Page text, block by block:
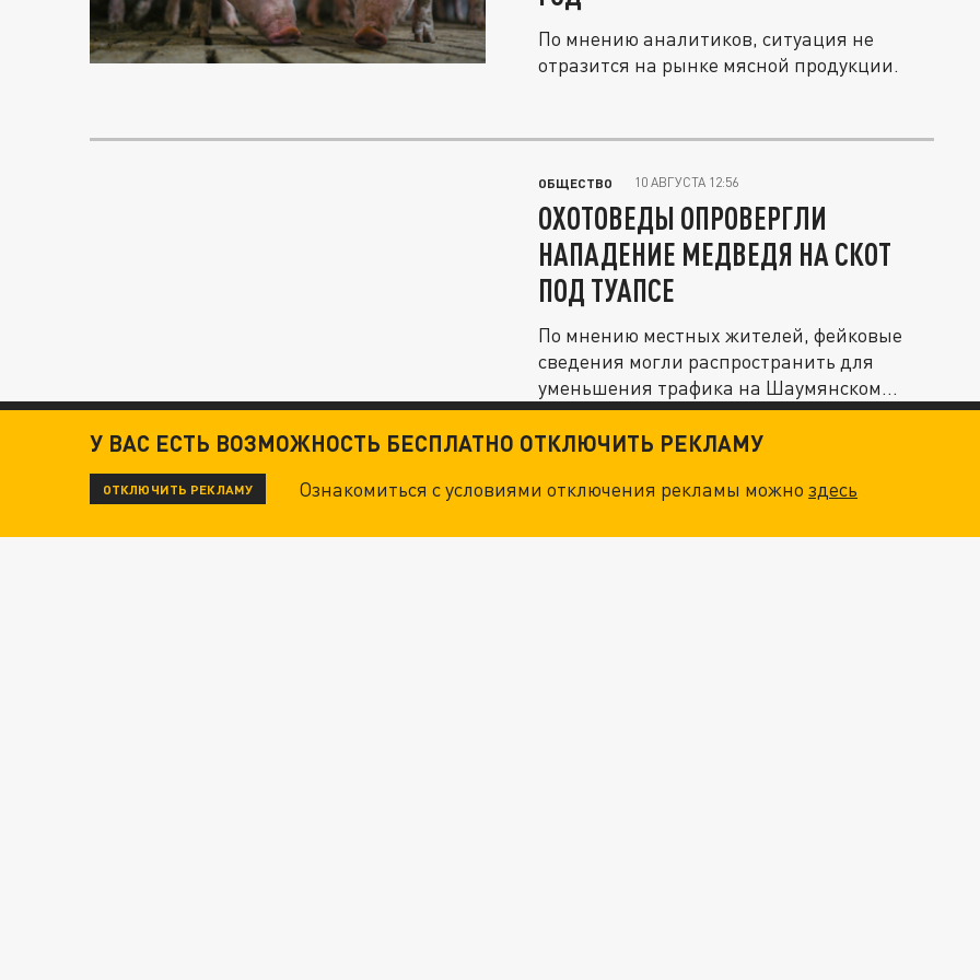
По мнению аналитиков, ситуация не
отразится на рынке мясной продукции.
ОБЩЕСТВО 10 АВГУСТА 12:56
ОХОТОВЕДЫ ОПРОВЕРГЛИ
НАПАДЕНИЕ МЕДВЕДЯ НА СКОТ
ПОД ТУАПСЕ
По мнению местных жителей, фейковые
сведения могли распространить для
уменьшения трафика на Шаумянском...
У ВАС ЕСТЬ ВОЗМОЖНОСТЬ БЕСПЛАТНО ОТКЛЮЧИТЬ РЕКЛАМУ
ОТКЛЮЧИТЬ РЕКЛАМУ Ознакомиться с условиями отключения рекламы можноздесь